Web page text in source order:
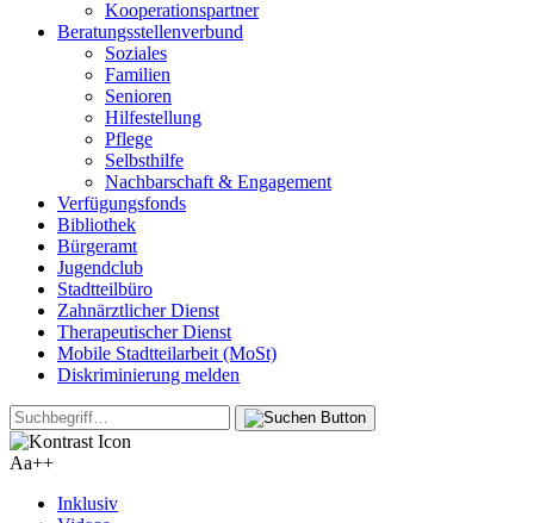
Kooperationspartner
Beratungsstellenverbund
Soziales
Familien
Senioren
Hilfestellung
Pflege
Selbsthilfe
Nachbarschaft & Engagement
Verfügungsfonds
Bibliothek
Bürgeramt
Jugendclub
Stadtteilbüro
Zahnärztlicher Dienst
Therapeutischer Dienst
Mobile Stadtteilarbeit (MoSt)
Diskriminierung melden
Aa++
Inklusiv